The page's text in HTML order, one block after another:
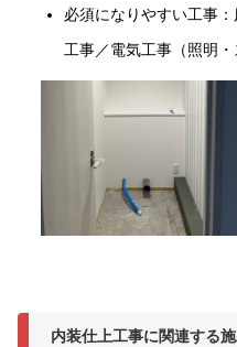
必須になりやすい工事
工事／電気工事（照明・
内装仕上工事に関連する